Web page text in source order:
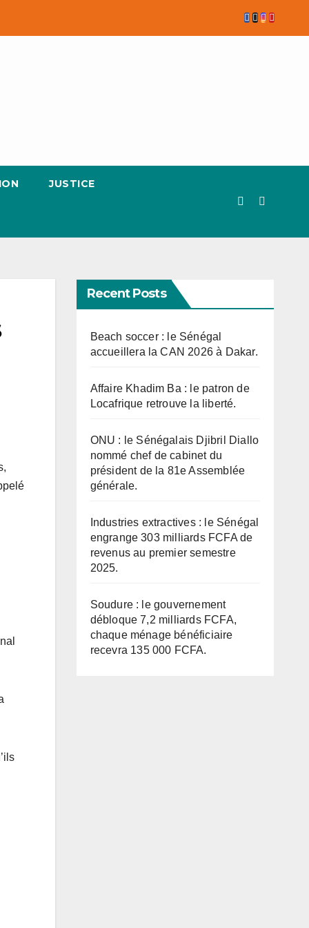
JUSTICE
Recent Posts
Beach soccer : le Sénégal
accueillera la CAN 2026 à Dakar.
Affaire Khadim Ba : le patron de
Locafrique retrouve la liberté.
ONU : le Sénégalais Djibril Diallo
nommé chef de cabinet du
président de la 81e Assemblée
générale.
Industries extractives : le Sénégal
engrange 303 milliards FCFA de
revenus au premier semestre
2025.
Soudure : le gouvernement
débloque 7,2 milliards FCFA,
chaque ménage bénéficiaire
recevra 135 000 FCFA.